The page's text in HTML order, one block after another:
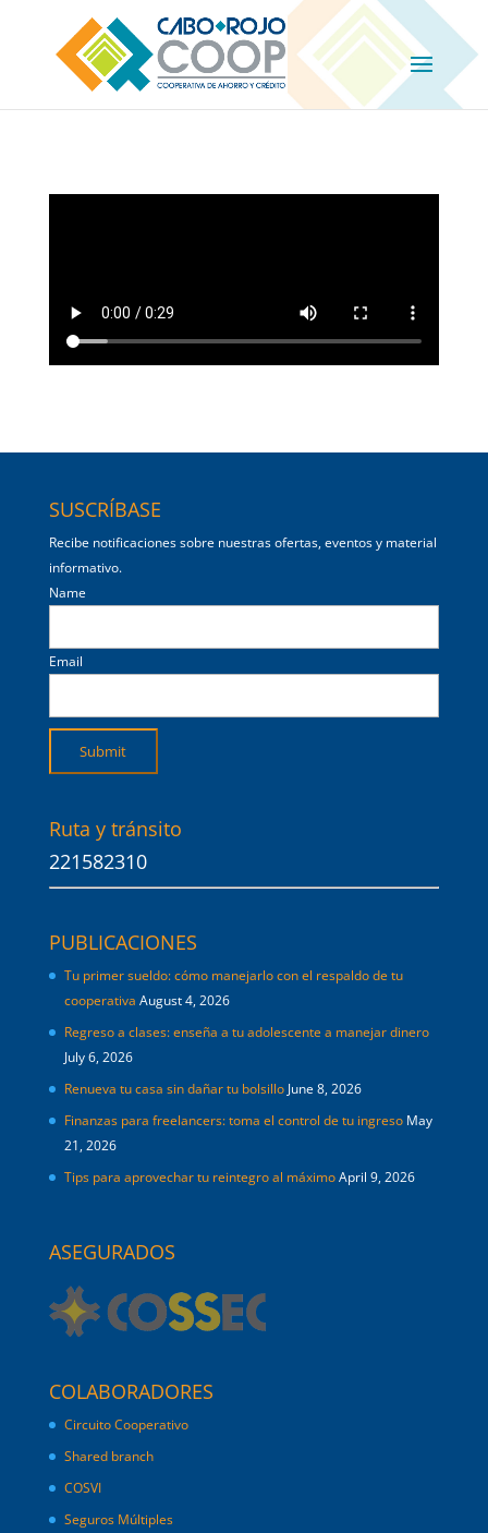
SUSCRÍBASE
Recibe notificaciones sobre nuestras ofertas, eventos y material
informativo.
Name
Email
Ruta y tránsito
221582310
PUBLICACIONES
Tu primer sueldo: cómo manejarlo con el respaldo de tu
cooperativa August 4, 2026
Regreso a clases: enseña a tu adolescente a manejar dinero
July 6, 2026
Renueva tu casa sin dañar tu bolsilloJune 8, 2026
Finanzas para freelancers: toma el control de tu ingreso May
21, 2026
Tips para aprovechar tu reintegro al máximoApril 9, 2026
ASEGURADOS
COLABORADORES
Circuito Cooperativo
Shared branch
COSVI
Seguros Múltiples